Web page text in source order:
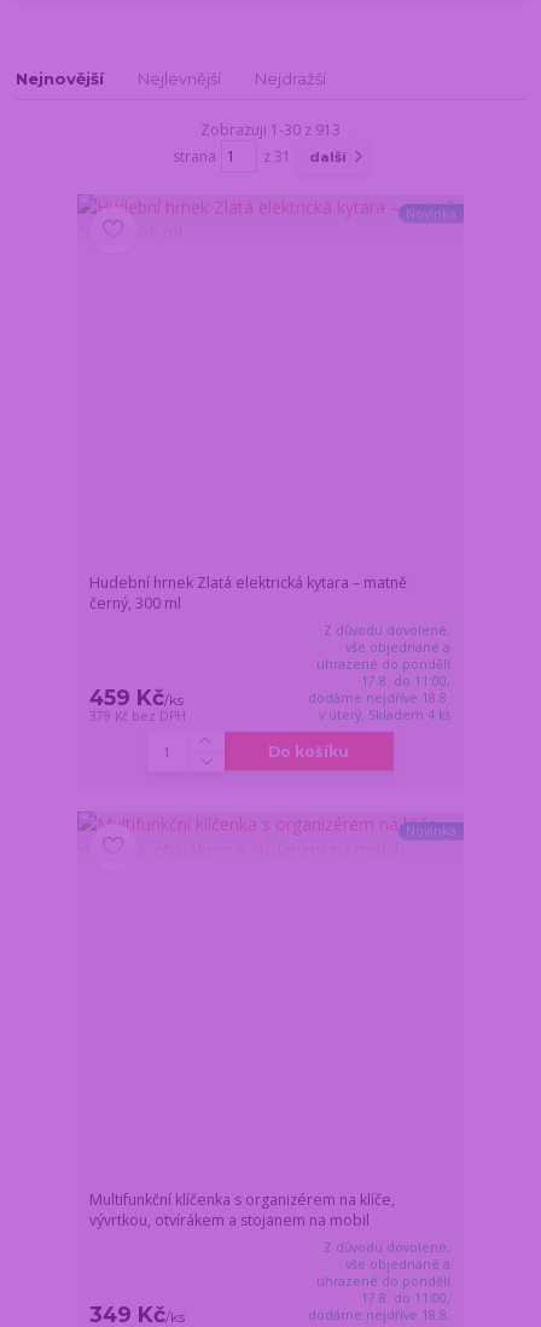
Nejnovější Nejlevnější Nejdražší
Zobrazuji 1-30 z 913
strana
z 31 další
Novinka
Hudební hrnek Zlatá elektrická kytara – matně
černý, 300 ml
459 Kč/ks
379 Kč bez DPH
Z důvodu dovolené,
vše objednané a
uhrazené do pondělí
17.8. do 11:00,
dodáme nejdříve 18.8.
v úterý. Skladem 4 ks
Do košíku
Novinka
Multifunkční klíčenka s organizérem na klíče,
vývrtkou, otvírákem a stojanem na mobil
349 Kč/ks
Z důvodu dovolené,
vše objednané a
uhrazené do pondělí
17.8. do 11:00,
dodáme nejdříve 18.8.